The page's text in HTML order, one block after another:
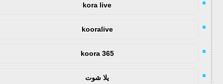
kora live
kooralive
koora 365
يلا شوت